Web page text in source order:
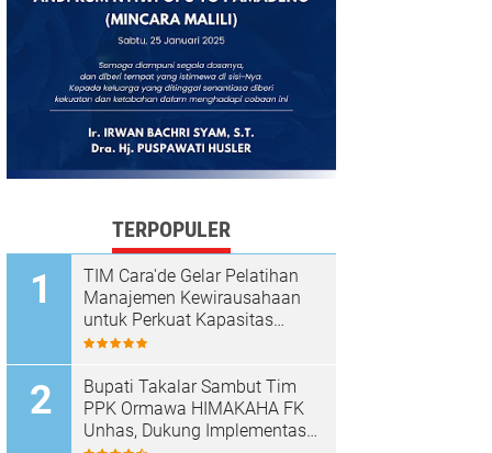
TERPOPULER
TIM Cara'de Gelar Pelatihan
Manajemen Kewirausahaan
untuk Perkuat Kapasitas
Masyarakat Desa Tinggimae
Bupati Takalar Sambut Tim
PPK Ormawa HIMAKAHA FK
Unhas, Dukung Implementasi